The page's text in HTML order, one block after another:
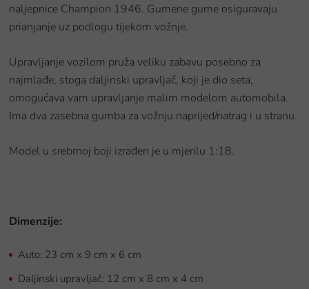
naljepnice Champion 1946. Gumene gume osiguravaju
prianjanje uz podlogu tijekom vožnje.
Upravljanje vozilom pruža veliku zabavu posebno za
najmlađe, stoga daljinski upravljač, koji je dio seta,
omogućava vam upravljanje malim modelom automobila.
Ima dva zasebna gumba za vožnju naprijed/natrag i u stranu.
Model u srebrnoj boji izrađen je u mjerilu 1:18.
Dimenzije:
Auto: 23 cm x 9 cm x 6 cm
Daljinski upravljač: 12 cm x 8 cm x 4 cm